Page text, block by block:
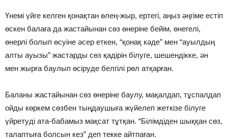
Үнемi үйге келген қонақтан өлең-жыр, ертегi, аңыз әңгiме естiп
өскен балаға да жастайынан сөз өнерiне бейiм, өнегелi,
өнерлi болып өсуiне әсер еткен, “қонақ кәде” мен “ауылдың
алты ауызы” жастарды сөз қадiрiн бiлуге, шешендiкке, ән
мен жырға баулып өсiруде белгiлi рөл атқарған.
Баланы жастайынан сөз өнерiне баулу, мақалдап, тұспалдап
ойды көркем сөзбен тыңдаушыға жүйелеп жеткiзе бiлуге
үйретудi ата-бабамыз мақсат тұтқан. “Бiлiмдiден шыққан сөз,
талаптыға болсын кез” деп текке айтпаған.